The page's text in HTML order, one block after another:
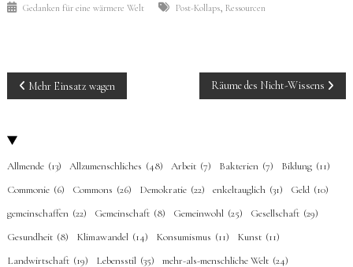
Gedanken für eine wärmere Welt Post-Kollaps, Ressourcen
BEITRAGS-
Mehr Einsatz wagen Räume des Nicht-Wissens
Allmende (13) Allzumenschliches (48) Arbeit (7) Bakterien (7) Bildung (11)
Commonie (6) Commons (26) Demokratie (22) enkeltauglich (31) Geld (10)
gemeinschaffen (22) Gemeinschaft (8) Gemeinwohl (25) Gesellschaft (29)
Gesundheit (8) Klimawandel (14) Konsumismus (11) Kunst (11)
Landwirtschaft (19) Lebensstil (35) mehr-als-menschliche Welt (24)